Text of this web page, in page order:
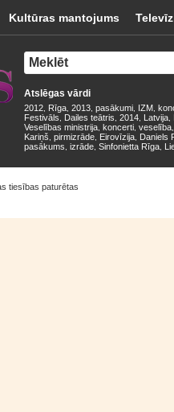
Kultūras mantojums
Atslēgas vārdi
2012 Rīga 2013 pasākumi IZM
Festivāls
Dailes teātris 2014 Latvija
Veselības ministrija koncerti veselība
Kariņš pirmizrāde Eirovīzija Daniels
pasākums izrāde Sinfonietta Rīga
tiesības paturētas